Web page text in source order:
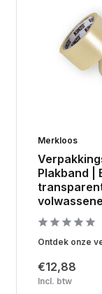
Merkloos
Plakband |
Ontdek onze
€12,88
Incl. btw